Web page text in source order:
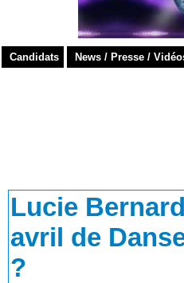
Candidats News / Presse /
Lucie
avril de
?